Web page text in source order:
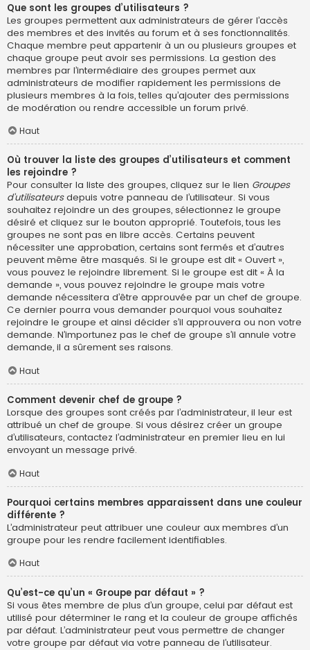
Que sont les groupes d’utilisateurs ?
Les groupes permettent aux administrateurs de gérer l’accès
des membres et des invités au forum et à ses fonctionnalités.
Chaque membre peut appartenir à un ou plusieurs groupes et
chaque groupe peut avoir ses permissions. La gestion des
membres par l’intermédiaire des groupes permet aux
administrateurs de modifier rapidement les permissions de
plusieurs membres à la fois, telles qu’ajouter des permissions
de modération ou rendre accessible un forum privé.
Haut
Où trouver la liste des groupes d’utilisateurs et comment
les rejoindre ?
Pour consulter la liste des groupes, cliquez sur le lien Groupes
d’utilisateursdepuis votre panneau de l’utilisateur. Si vous
souhaitez rejoindre un des groupes, sélectionnez le groupe
désiré et cliquez sur le bouton approprié. Toutefois, tous les
groupes ne sont pas en libre accès. Certains peuvent
nécessiter une approbation, certains sont fermés et d’autres
peuvent même être masqués. Si le groupe est dit « Ouvert »,
vous pouvez le rejoindre librement. Si le groupe est dit « À la
demande », vous pouvez rejoindre le groupe mais votre
demande nécessitera d’être approuvée par un chef de groupe.
Ce dernier pourra vous demander pourquoi vous souhaitez
rejoindre le groupe et ainsi décider s’il approuvera ou non votre
demande. N’importunez pas le chef de groupe s’il annule votre
demande, il a sûrement ses raisons.
Haut
Comment devenir chef de groupe ?
Lorsque des groupes sont créés par l’administrateur, il leur est
attribué un chef de groupe. Si vous désirez créer un groupe
d’utilisateurs, contactez l’administrateur en premier lieu en lui
envoyant un message privé.
Haut
Pourquoi certains membres apparaissent dans une couleur
différente ?
L’administrateur peut attribuer une couleur aux membres d’un
groupe pour les rendre facilement identifiables.
Haut
Qu’est-ce qu’un « Groupe par défaut » ?
Si vous êtes membre de plus d’un groupe, celui par défaut est
utilisé pour déterminer le rang et la couleur de groupe affichés
par défaut. L’administrateur peut vous permettre de changer
votre groupe par défaut via votre panneau de l’utilisateur.